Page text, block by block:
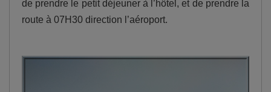
de prendre le petit déjeuner à l’hôtel, et de prendre la
route à 07H30 direction l’aéroport.